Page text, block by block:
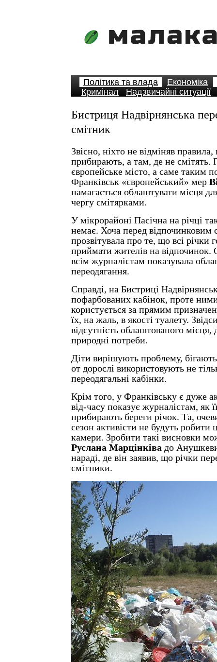
Політика та влада
Економіка
Кримінал
Надзвичайні ситуації
Бистриця Надвірнянська
смітник
Звісно, ніхто не відміняв
прибирають, а там, де не смітять.
європейське місто, а саме таким
Франківськ «європейський» мер
намагається облаштувати місця
чергу смітярками.
У мікрорайоні Пасічна на річці
немає. Хоча перед відпочинковим
прозвітувала про те, що всі річки
приймати жителів на відпочинок.
всім журналістам показувала
переодягання.
Справді, на Бистриці
пофарбованих кабінок, проте
користується за прямим
їх, на жаль, в якості туалету.
відсутність облаштованого
природні потреби.
Діти вирішують проблему,
от дорослі використовують не
переодягальні кабінки.
Крім того, у Франківську є дуже
від-часу показує журналістам, як
прибирають береги річок. Та,
сезон активісти не будуть робити
камери. Зробити такі висновки
Руслана Марцінківа до
нараді, де він заявив, що річки
смітники.